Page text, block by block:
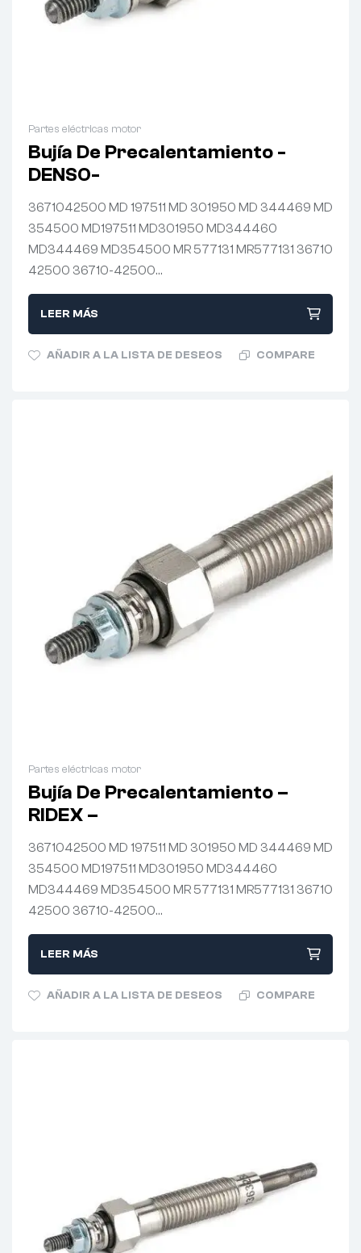
Partes eléctricas motor
Bujía De Precalentamiento -
DENSO-
3671042500 MD 197511 MD 301950 MD 344469 MD
354500 MD197511 MD301950 MD344460
MD344469 MD354500 MR 577131 MR577131 36710
42500 36710-42500…
LEER MÁS
AÑADIR A LA LISTA DE DESEOS COMPARE
Partes eléctricas motor
Bujía De Precalentamiento –
RIDEX –
3671042500 MD 197511 MD 301950 MD 344469 MD
354500 MD197511 MD301950 MD344460
MD344469 MD354500 MR 577131 MR577131 36710
42500 36710-42500…
LEER MÁS
AÑADIR A LA LISTA DE DESEOS COMPARE